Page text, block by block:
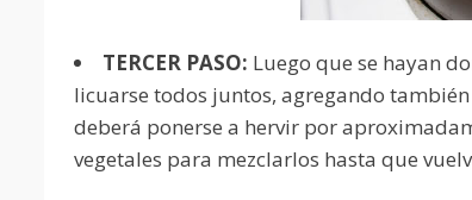
TERCER PASO: Luego que se hayan
licuarse todos juntos, agregando
deberá ponerse a hervir por
vegetales para mezclarlos hasta que